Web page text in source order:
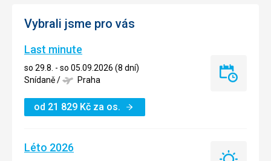
Vybrali jsme pro vás
Last minute
so 29.8. - so 05.09.2026 (8 dní)
Snídaně/ Praha
od 21 829 Kč za os.
Last
Léto 2026